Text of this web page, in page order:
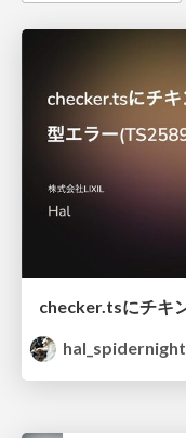
hal_spidernight